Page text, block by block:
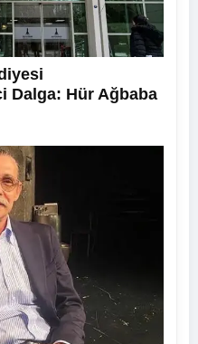
Dalga: Hür Ağbaba